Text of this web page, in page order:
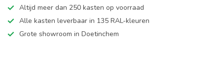
Altijd meer dan 250 kasten op voorraad
Alle kasten leverbaar in 135 RAL-kleuren
Grote showroom in Doetinchem